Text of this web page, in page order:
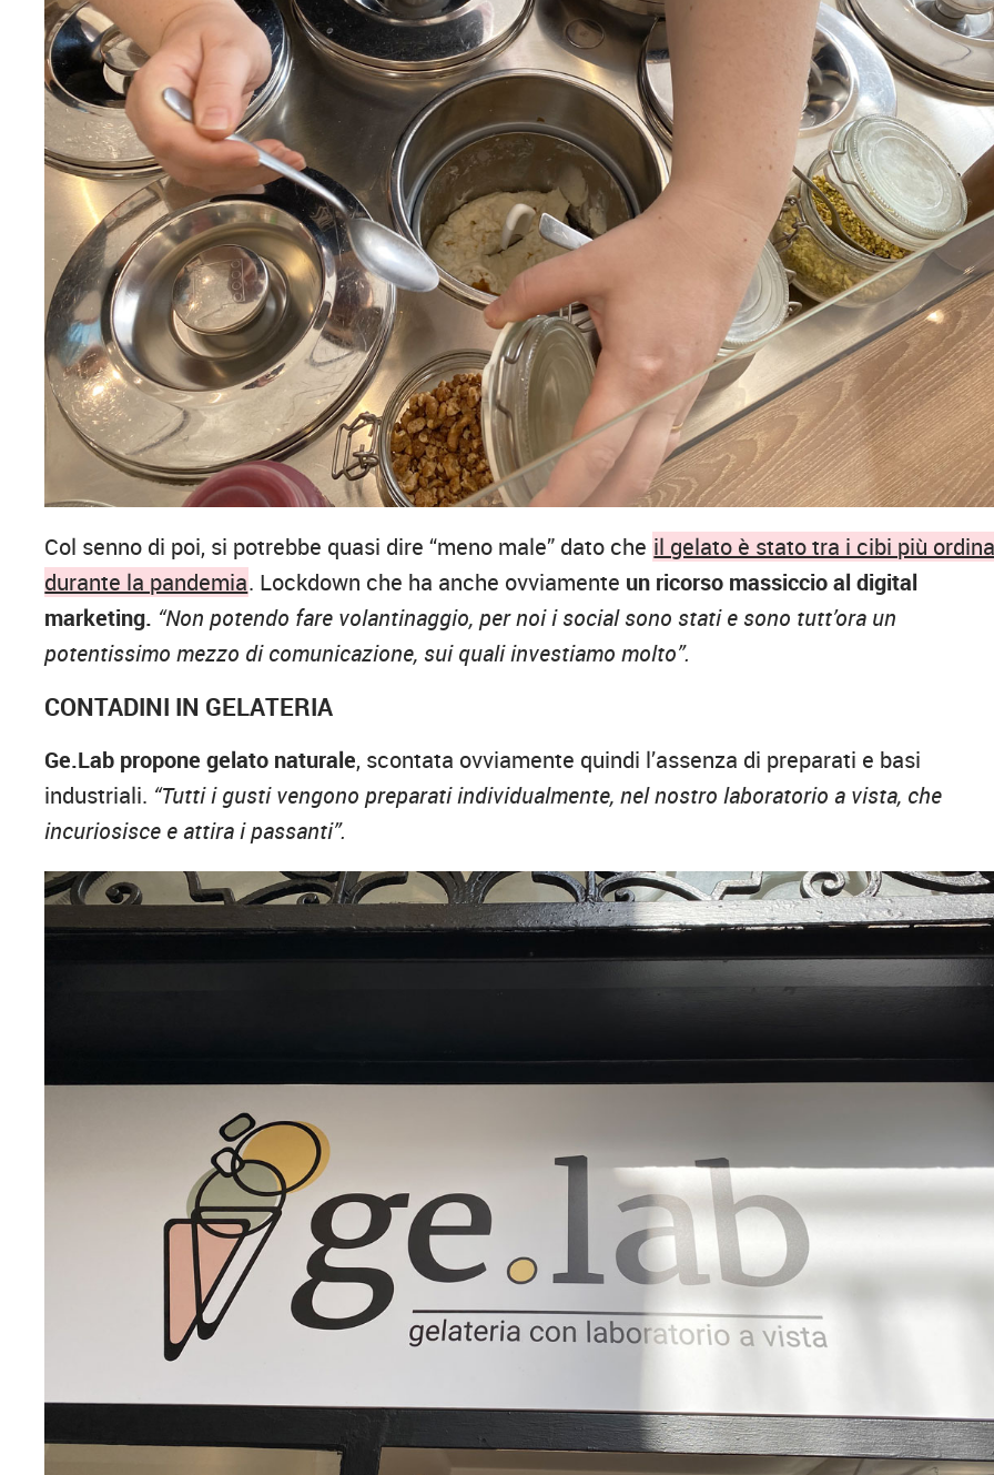
Col senno di poi, si potrebbe quasi dire “meno male” dato che il gelato è stato tra i cibi più
durante la pandemia. Lockdown che ha anche ovviamente un ricorso massiccio al digital
marketing. “Non potendo fare volantinaggio, per noi i social sono stati e sono tutt’ora un
potentissimo mezzo di comunicazione, sui quali investiamo molto”.
CONTADINI IN GELATERIA
Ge.Lab propone gelato naturale, scontata ovviamente quindi l’assenza di preparati e basi
industriali. “Tutti i gusti vengono preparati individualmente, nel nostro laboratorio a vista, che
incuriosisce e attira i passanti”.